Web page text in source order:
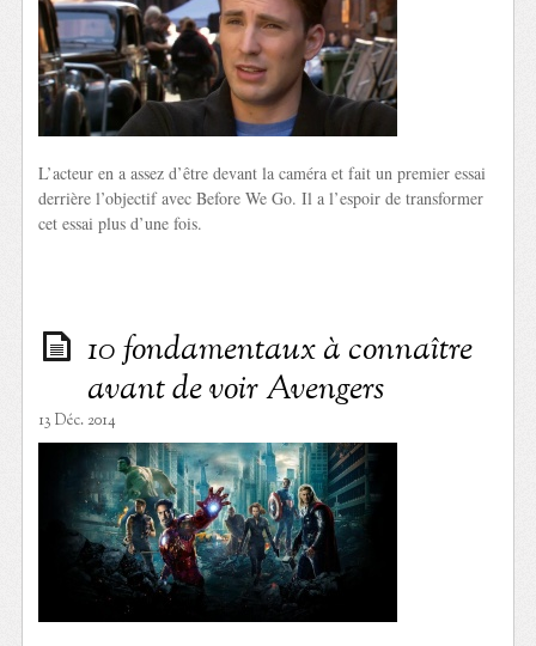
L’acteur en a assez d’être devant la caméra et fait un premier essai
derrière l’objectif avec Before We Go. Il a l’espoir de transformer
cet essai plus d’une fois.
10 fondamentaux à connaître
avant de voir Avengers
13 Déc. 2014